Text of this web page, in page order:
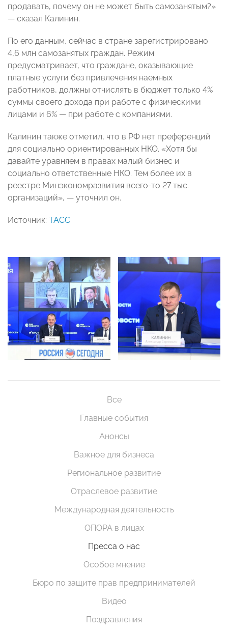
продавать, почему он не может быть самозанятым?»
— сказал Калинин.
По его данным, сейчас в стране зарегистрировано
4,6 млн самозанятых граждан. Режим
предусматривает, что граждане, оказывающие
платные услуги без привлечения наемных
работников, должны отчислять в бюджет только 4%
суммы своего дохода при работе с физическими
лицами и 6% — при работе с компаниями.
Калинин также отметил, что в РФ нет преференций
для социально ориентированных НКО. «Хотя бы
давайте уравняем в правах малый бизнес и
социально ответственные НКО. Тем более их в
реестре Минэкономразвития всего-то 27 тыс.
организаций», — уточнил он.
Источник: ТАСС
Все
Главные события
Анонсы
Важное для бизнеса
Региональное развитие
Отраслевое развитие
Международная деятельность
ОПОРА в лицах
Пресса о нас
Особое мнение
Бюро по защите прав предпринимателей
Видео
Поздравления